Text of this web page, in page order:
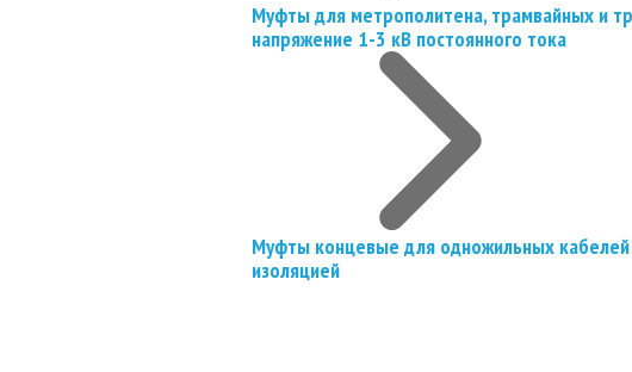
Муфты для метрополитена, трамвайных и
напряжение 1-3 кВ постоянного тока
Муфты концевые для одножильных кабелей
изоляцией